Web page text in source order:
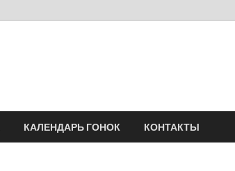
КАЛЕНДАРЬ ГОНОК КОНТАКТЫ